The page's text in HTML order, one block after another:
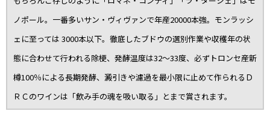
ノポール。一番多いサン・ヴィヴァンで年産20000本強。モンラッシ
ェに至っては 3000本以下。徹底したブドウの選別作業や収穫年の状
態に合わせて行われる除梗、発酵温度は32～33度、必ずトロンセ産新
樽100％による長期発酵、澱引きや濾過を最小限に止めて作られるＤ
ＲＣのワインは「飲み手の魂を吸い取る」とまで賞されます。